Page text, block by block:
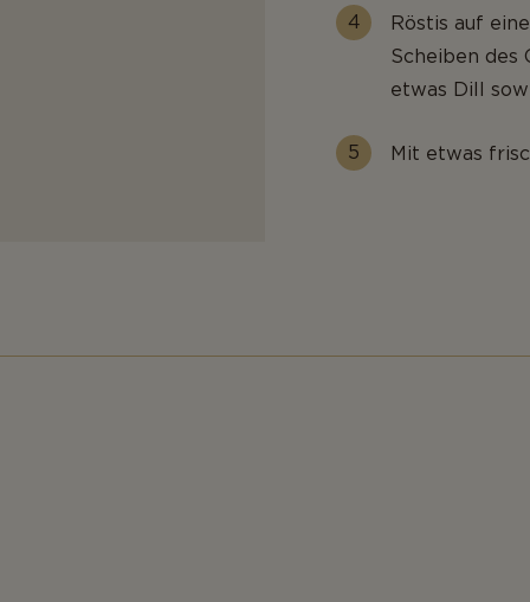
Röstis auf
Scheiben des
etwas Dill
Mit etwas